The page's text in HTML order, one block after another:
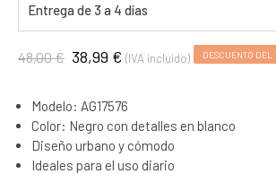
Entrega de 3 a 4 días
48,00 € 38,99 € (IVA incluido) DESCUENTO DEL
Modelo: AG17576
Color: Negro con detalles en blanco
Diseño urbano y cómodo
Ideales para el uso diario